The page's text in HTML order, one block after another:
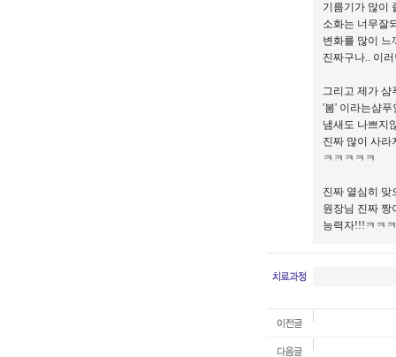
기름기가 많이
소화는 너무잘
변화를 많이 느
진짜구나.. 이
그리고 제가 샴
'봄' 이라는샴푸
냄새도 나쁘지
진짜 많이 사라
ㅋㅋㅋㅋㅋ
진짜 열심히 맞
원장님 진짜 짱
능력자!!!ㅋㅋ